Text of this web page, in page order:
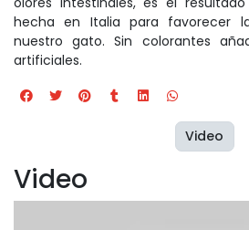
hecha en Italia para favorecer
nuestro gato. Sin colorantes
artificiales.
Video
Video